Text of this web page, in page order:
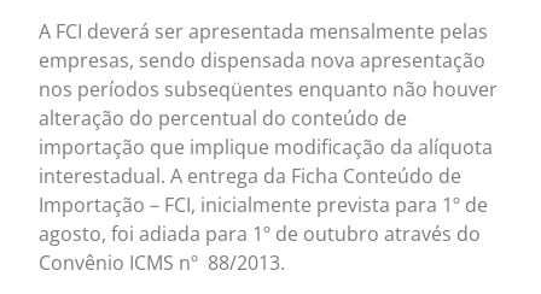
A FCI deverá ser apresentada mensalmente pelas
empresas, sendo dispensada nova apresentação
nos períodos subseqüentes enquanto não houver
alteração do percentual do conteúdo de
importação que implique modificação da alíquota
interestadual. A entrega da Ficha Conteúdo de
Importação – FCI, inicialmente prevista para 1º de
agosto, foi adiada para 1º de outubro através do
Convênio ICMS nº 88/2013.